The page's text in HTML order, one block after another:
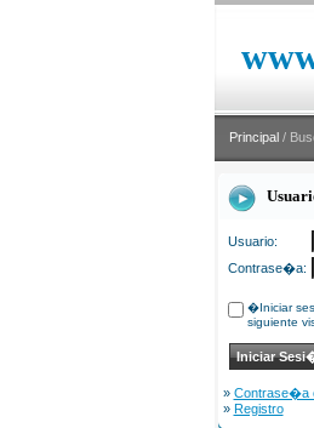
Principal /
Usuario:
Contrase�a:
�Iniciar
siguiente
» Contrase�a
» Registro